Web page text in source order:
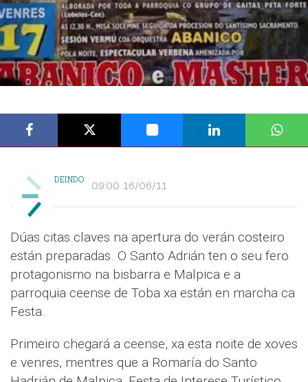
DEINDO 09:00 16/06/11
Dúas citas claves na apertura do verán costeiro
están preparadas. O Santo Adrián ten o seu fero
protagonismo na bisbarra e Malpica e a
parroquia ceense de Toba xa están en marcha ca
Festa.
Primeiro chegará a ceense, xa esta noite de xoves
e venres, mentres que a Romaría do Santo